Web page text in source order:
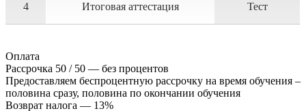
4 Итоговая аттестация Тест
Оплата
Рассрочка 50 / 50 — без процентов
Предоставляем беспроцентную рассрочку на время обучения –
половина сразу, половина по окончании обучения
Возврат налога — 13%